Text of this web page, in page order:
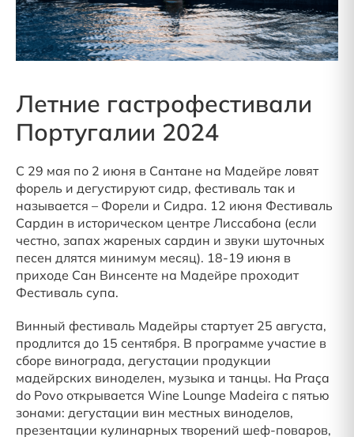
Летние гастрофестивали
Португалии 2024
С 29 мая по 2 июня в Сантане на Мадейре ловят
форель и дегустируют сидр, фестиваль так и
называется – Форели и Сидра. 12 июня Фестиваль
Сардин в историческом центре Лиссабона (если
честно, запах жареных сардин и звуки шуточных
песен длятся минимум месяц). 18-19 июня в
приходе Сан Винсенте на Мадейре проходит
Фестиваль супа.
Винный фестиваль Мадейры стартует 25 августа,
продлится до 15 сентября. В программе участие в
сборе винограда, дегустации продукции
мадейрских виноделен, музыка и танцы. На Praça
do Povo открывается Wine Lounge Madeira с пятью
зонами: дегустации вин местных виноделов,
презентации кулинарных творений шеф-поваров,